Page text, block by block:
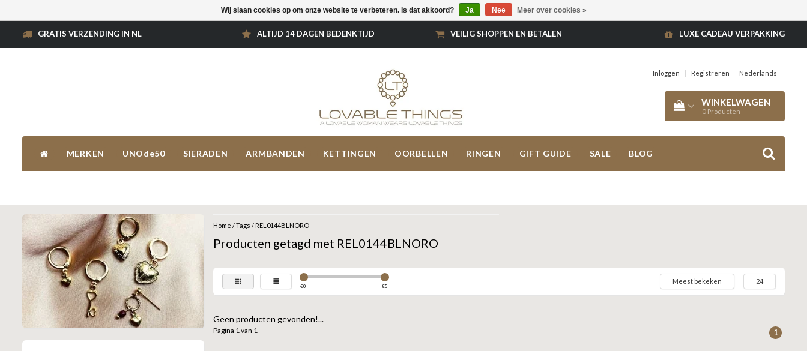
GRATIS VERZENDING IN NL ALTIJD 14 DAGEN BEDENKTIJD VEILIG SHOPPEN EN BETALEN LUXE CADEAU VERPAKKING
Inloggen | Registreren Nederlands
WINKELWAGEN
0 Producten
MERKEN UNOde50 SIERADEN ARMBANDEN KETTINGEN OORBELLEN RINGEN GIFT GUIDE SALE BLOG
Home /Tags / REL0144BLNORO
Producten getagd met REL0144BLNORO
€0 €5
Meest bekeken 24
Geen producten gevonden!...
Pagina 1 van 1 1
Wij slaan cookies op om onze website te verbeteren. Is dat akkoord? Ja Nee Meer over cookies »